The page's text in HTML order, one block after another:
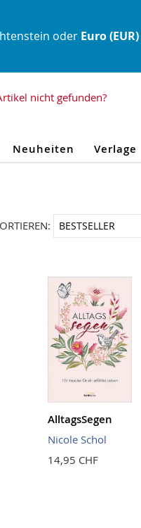
oder Euro (EUR)
nicht gefunden?
Neuheiten Verlage
AlltagsSegen
Nicole Schol
14,95 CHF